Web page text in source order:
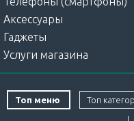
Купить
Корейский бренд
смартфонов, поэтому
Аксессуары
Гаджеты
Услуги магазина
Топ меню Топ